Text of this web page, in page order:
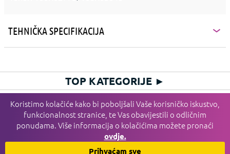
TEHNIČKA SPECIFIKACIJA
Koristimo kolačiće kako bi poboljšali Vaše korisničko iskustvo,
funkcionalnost stranice, te Vas obavijestili o odličnim
ponudama. Više informacija o kolačićima možete pronaći
ovdje.
Prihvaćam sve
TOP KATEGORIJE ►
HIT KATEGORIJE ►
PLAĆANJE I DOSTAVA I SERVIS►
INFORMACIJE